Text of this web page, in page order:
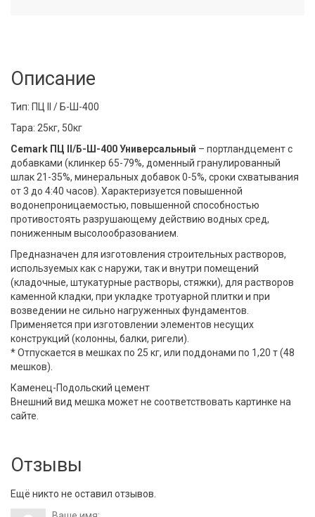
Описание
Тип: ПЦ II / Б-Ш-400
Тара: 25кг, 50кг
Cemark ПЦ II/Б-Ш-400 Универсальный – портландцемент с
добавками (клинкер 65-79%, доменный гранулированный
шлак 21-35%, минеральных добавок 0-5%, сроки схватывания
от 3 до 4:40 часов). Характеризуется повышенной
водонепроницаемостью, повышенной способностью
противостоять разрушающему действию водных сред,
пониженным высолообразованием.
Предназначен для изготовления строительных растворов,
используемых как с наружи, так и внутри помещений
(кладочные, штукатурные растворы, стяжки), для растворов
каменной кладки, при укладке тротуарной плитки и при
возведении не сильно нагруженных фундаментов.
Применяется при изготовлении элементов несущих
конструкций (колонны, балки, ригели).
* Отпускается в мешках по 25 кг, или поддонами по 1,20 т (48
мешков).
Каменец-Подольский цемент
Внешний вид мешка может не соответствовать картинке на
сайте.
Отзывы
Ещё никто не оставил отзывов.